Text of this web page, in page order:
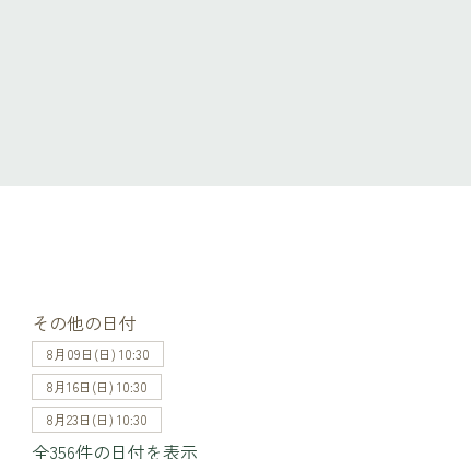
その他の日付
8月09日(日) 10:30
8月16日(日) 10:30
8月23日(日) 10:30
全356件の日付を表示